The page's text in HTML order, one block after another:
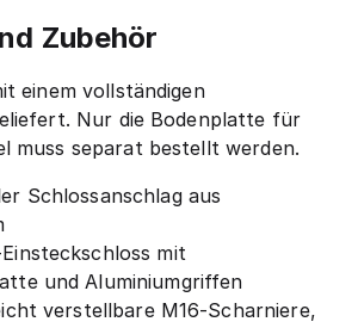
Zubehör
einem vollständigen
Nur die Bodenplatte für
muss separat bestellt werden.
Schlossanschlag aus
mit
und Aluminiumgriffen
verstellbare M16-Scharniere,